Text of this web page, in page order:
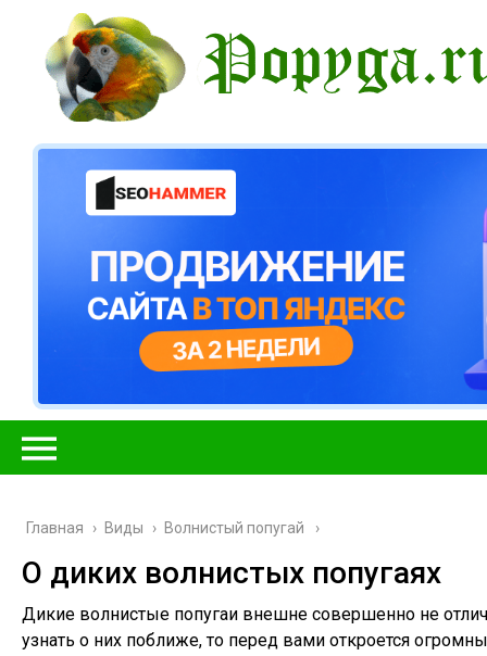
Главная › Виды › Волнистый попугай
О диких волнистых попугаях
Дикие волнистые попугаи внешне совершенно не
узнать о них поближе, то перед вами откроется